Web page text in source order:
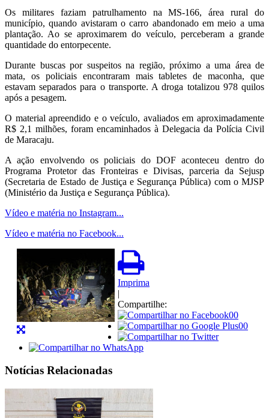
Os militares faziam patrulhamento na MS-166, área rural do
município, quando avistaram o carro abandonado em meio a uma
plantação. Ao se aproximarem do veículo, perceberam a grande
quantidade do entorpecente.
Durante buscas por suspeitos na região, próximo a uma área de
mata, os policiais encontraram mais tabletes de maconha, que
estavam separados para o transporte. A droga totalizou 978 quilos
após a pesagem.
O material apreendido e o veículo, avaliados em aproximadamente
R$ 2,1 milhões, foram encaminhados à Delegacia da Polícia Civil
de Maracaju.
A ação envolvendo os policiais do DOF aconteceu dentro do
Programa Protetor das Fronteiras e Divisas, parceria da Sejusp
(Secretaria de Estado de Justiça e Segurança Pública) com o MJSP
(Ministério da Justiça e Segurança Pública).
Vídeo e matéria no Instagram...
Vídeo e matéria no Facebook...
Imprima
|
Compartilhe:
00
00
Notícias Relacionadas